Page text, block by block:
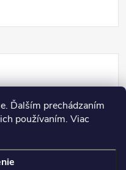
Ďalším prechádzaním
používaním. Viac